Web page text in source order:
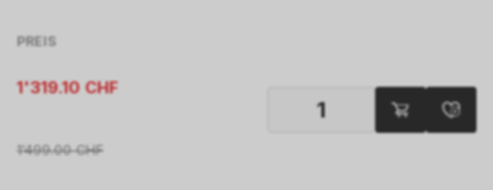
PREIS
1'319.10 CHF
1'499.00 CHF